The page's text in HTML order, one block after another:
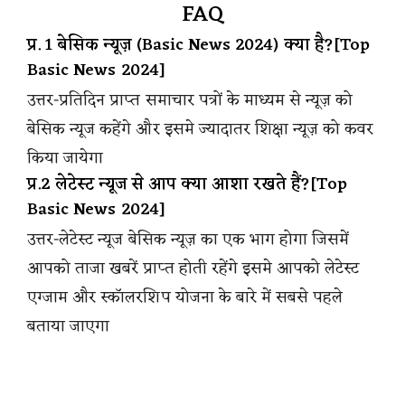
FAQ
प्र. 1 बेसिक न्यूज़ (Basic News 2024) क्या है?[Top
Basic News 2024]
उत्तर-प्रतिदिन प्राप्त समाचार पत्रों के माध्यम से न्यूज़ को
बेसिक न्यूज कहेंगे और इसमे ज्यादातर शिक्षा न्यूज़ को कवर
किया जायेगा
प्र.2 लेटेस्ट न्यूज से आप क्या आशा रखते हैं?[Top
Basic News 2024]
उत्तर-लेटेस्ट न्यूज बेसिक न्यूज़ का एक भाग होगा जिसमें
आपको ताजा खबरें प्राप्त होती रहेंगे इसमे आपको लेटेस्ट
एग्जाम और स्कॉलरशिप योजना के बारे में सबसे पहले
बताया जाएगा